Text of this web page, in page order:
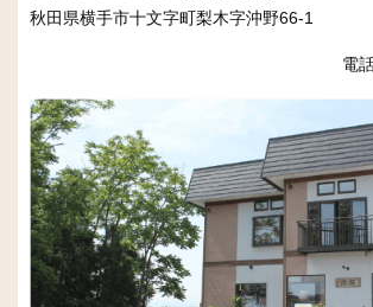
秋田県横手市十文字町梨木字沖野66-1
電